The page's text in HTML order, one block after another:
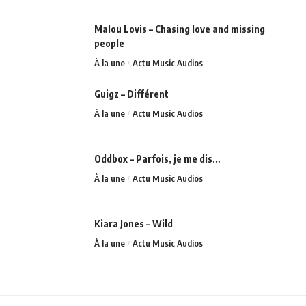
Malou Lovis – Chasing love and missing
people
À la une Actu Music Audios
Guigz – Différent
À la une Actu Music Audios
Oddbox – Parfois, je me dis…
À la une Actu Music Audios
Kiara Jones – Wild
À la une Actu Music Audios